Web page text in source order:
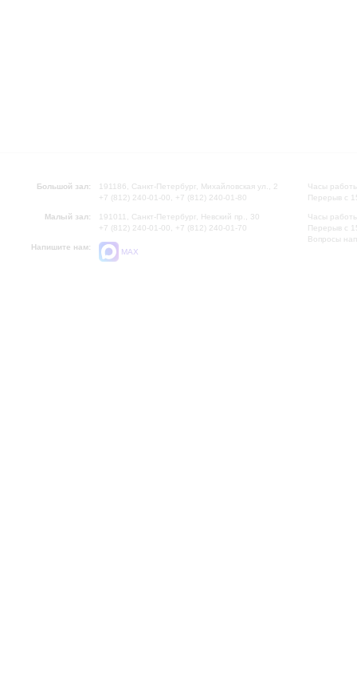
Большой зал:
191186, Санкт-Петербург, Михайловская ул., 2
+7 (812) 240-01-00, +7 (812) 240-01-80
Малый зал:
191011, Санкт-Петербург, Невский пр., 30
+7 (812) 240-01-00, +7 (812) 240-01-70
Напишите нам:
MAX
Часы
Перерыв с
Часы
Перерыв с
Вопросы